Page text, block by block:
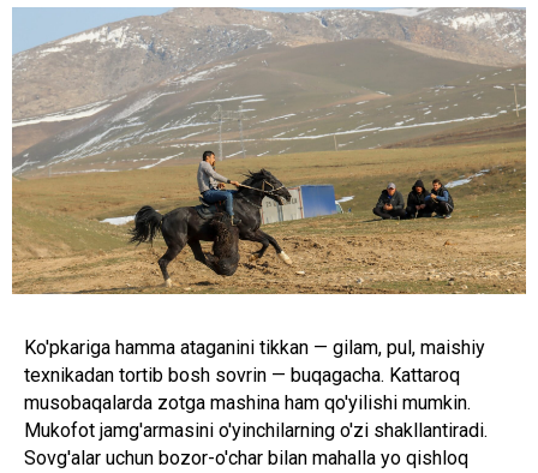
Ko'pkariga hamma ataganini tikkan — gilam, pul, maishiy
texnikadan tortib bosh sovrin — buqagacha. Kattaroq
musobaqalarda zotga mashina ham qo'yilishi mumkin.
Mukofot jamg'armasini o'yinchilarning o'zi shakllantiradi.
Sovg'alar uchun bozor-o'char bilan mahalla yo qishloq